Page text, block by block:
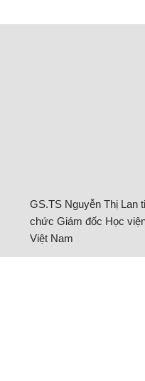
GS.TS Nguyễn Thị Lan
chức Giám đốc Học
Việt Nam